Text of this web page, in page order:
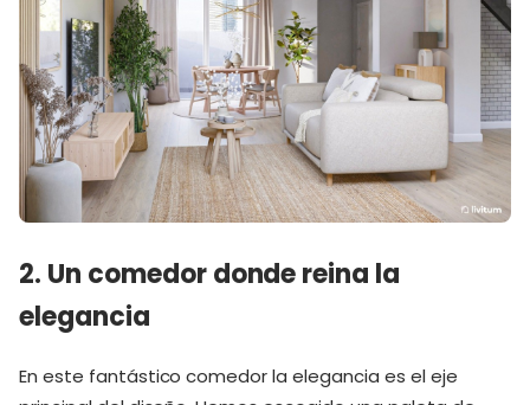
2. Un comedor donde reina la
elegancia
En este fantástico comedor la elegancia es el eje